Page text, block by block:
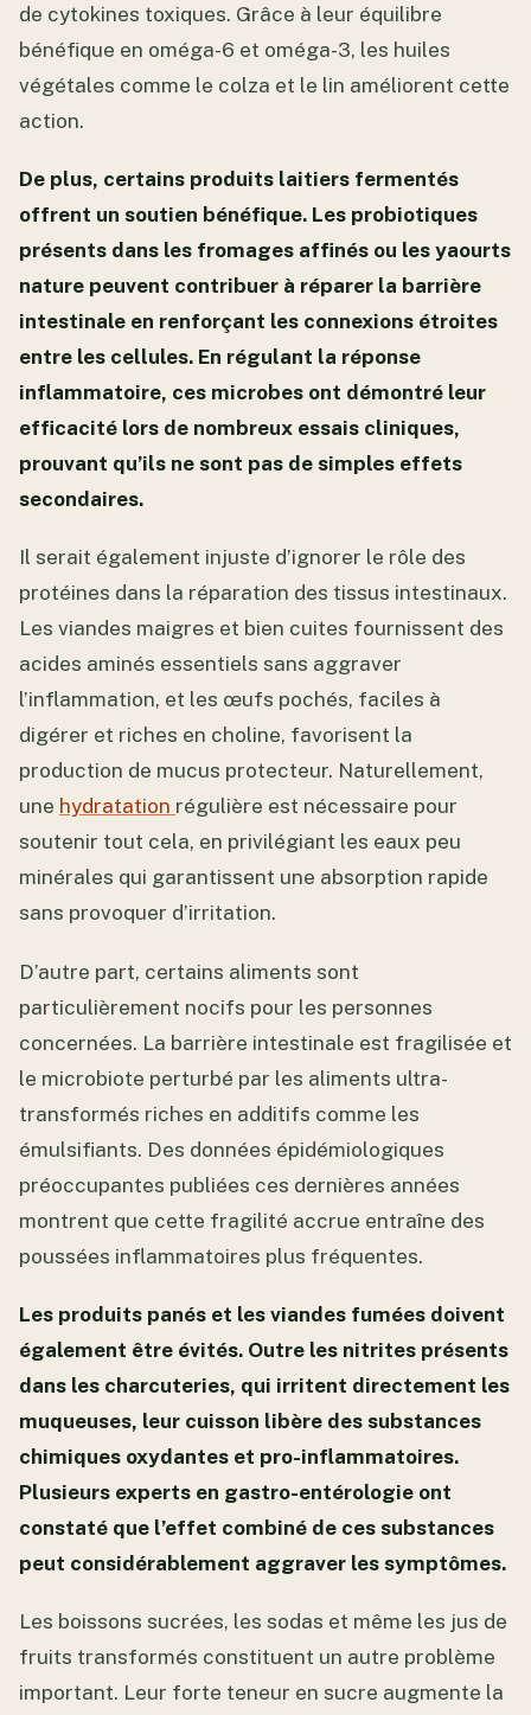
de cytokines toxiques. Grâce à leur équilibre
bénéfique en oméga-6 et oméga-3, les huiles
végétales comme le colza et le lin améliorent cette
action.
De plus, certains produits laitiers fermentés
offrent un soutien bénéfique. Les probiotiques
présents dans les fromages affinés ou les yaourts
nature peuvent contribuer à réparer la barrière
intestinale en renforçant les connexions étroites
entre les cellules. En régulant la réponse
inflammatoire, ces microbes ont démontré leur
efficacité lors de nombreux essais cliniques,
prouvant qu’ils ne sont pas de simples effets
secondaires.
Il serait également injuste d’ignorer le rôle des
protéines dans la réparation des tissus intestinaux.
Les viandes maigres et bien cuites fournissent des
acides aminés essentiels sans aggraver
l’inflammation, et les œufs pochés, faciles à
digérer et riches en choline, favorisent la
production de mucus protecteur. Naturellement,
une hydratation régulière est nécessaire pour
soutenir tout cela, en privilégiant les eaux peu
minérales qui garantissent une absorption rapide
sans provoquer d’irritation.
D’autre part, certains aliments sont
particulièrement nocifs pour les personnes
concernées. La barrière intestinale est fragilisée et
le microbiote perturbé par les aliments ultra-
transformés riches en additifs comme les
émulsifiants. Des données épidémiologiques
préoccupantes publiées ces dernières années
montrent que cette fragilité accrue entraîne des
poussées inflammatoires plus fréquentes.
Les produits panés et les viandes fumées doivent
également être évités. Outre les nitrites présents
dans les charcuteries, qui irritent directement les
muqueuses, leur cuisson libère des substances
chimiques oxydantes et pro-inflammatoires.
Plusieurs experts en gastro-entérologie ont
constaté que l’effet combiné de ces substances
peut considérablement aggraver les symptômes.
Les boissons sucrées, les sodas et même les jus de
fruits transformés constituent un autre problème
important. Leur forte teneur en sucre augmente la